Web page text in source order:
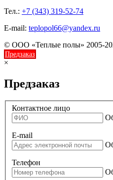
Тел.: +7 (343) 319-52-74
E-mail: teplopol66@yandex.ru
© ООО «Теплые полы» 2005-
Предзаказ
×
Предзаказ
Контактное лицо
E-mail
Телефон